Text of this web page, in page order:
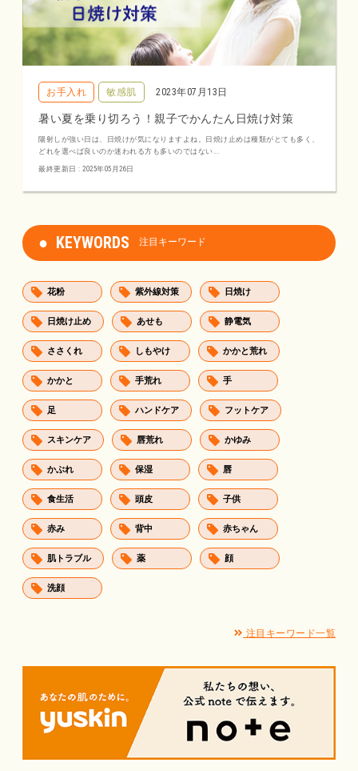
お手入れ 敏感肌 2023年07月13日
暑い夏を乗り切ろう！親子でかんたん日焼け対策
陽射しが強い日は、日焼けが気になりますよね。日焼け止めは種類がとても多く、
どれを選べば良いのか迷われる方も多いのではない...
最終更新日 : 2025年05月26日
KEYWORDS 注目キーワード
花粉 紫外線対策 日焼け
日焼け止め あせも 静電気
ささくれ しもやけ かかと荒れ
かかと 手荒れ 手
足 ハンドケア フットケア
スキンケア 唇荒れ かゆみ
かぶれ 保湿 唇
食生活 頭皮 子供
赤み 背中 赤ちゃん
肌トラブル 薬 顔
洗顔
注目キーワード一覧